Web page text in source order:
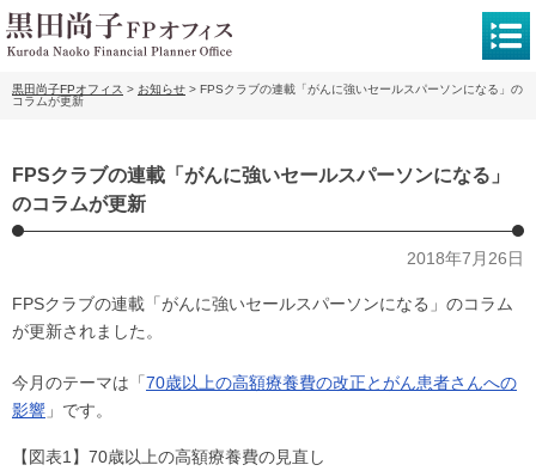
黒田尚子FPオフィス > お知らせ > FPSクラブの連載「がんに強いセールスパーソンになる」の
コラムが更新
FPSクラブの連載「がんに強いセールスパーソンになる」
のコラムが更新
2018年7月26日
FPSクラブの連載「がんに強いセールスパーソンになる」のコラム
が更新されました。
今月のテーマは「70歳以上の高額療養費の改正とがん患者さんへの
影響 」です。
【図表1】70歳以上の高額療養費の見直し